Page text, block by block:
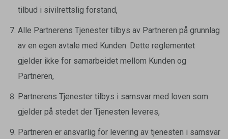
tilbud i sivilrettslig forstand,
Alle Partnerens Tjenester tilbys av Partneren på grunnlag
av en egen avtale med Kunden. Dette reglementet
gjelder ikke for samarbeidet mellom Kunden og
Partneren,
Partnerens Tjenester tilbys i samsvar med loven som
gjelder på stedet der Tjenesten leveres,
Partneren er ansvarlig for levering av tjenesten i samsvar